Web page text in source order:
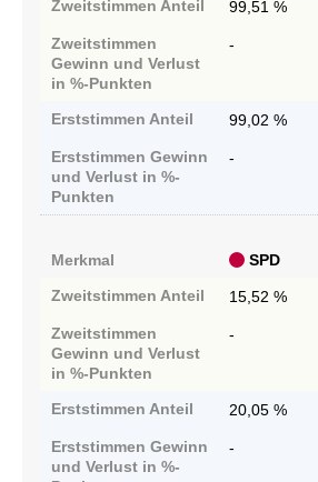
Zweitstimmen Anteil 99,51 %
Zweitstimmen
Gewinn und Verlust
in %-Punkten
-
Erststimmen Anteil 99,02 %
Erststimmen Gewinn
und Verlust in %-
Punkten
-
Merkmal
SPD
Zweitstimmen Anteil 15,52 %
Zweitstimmen
Gewinn und Verlust
in %-Punkten
-
Erststimmen Anteil 20,05 %
Erststimmen Gewinn
und Verlust in %-
-